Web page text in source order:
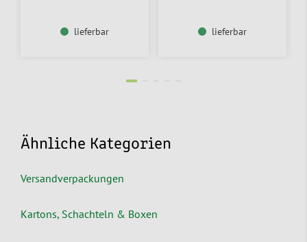
lieferbar lieferbar
Ähnliche Kategorien
Versandverpackungen
Kartons, Schachteln & Boxen